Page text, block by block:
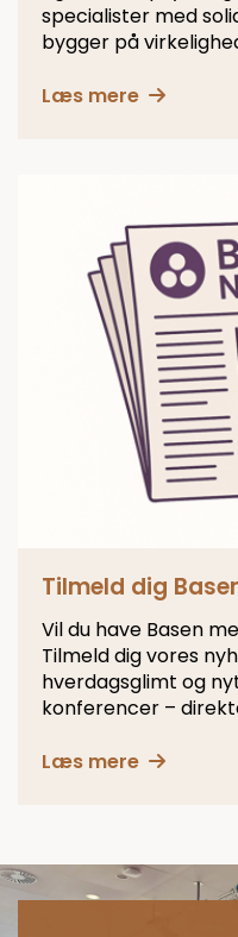
specialister med
bygger på
Læs mere
Tilmeld dig
Vil du have Basen
Tilmeld dig vores
hverdagsglimt og
konferencer –
Læs mere